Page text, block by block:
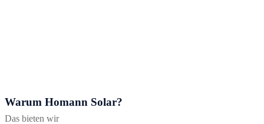
Warum Homann Solar?
Das bieten wir